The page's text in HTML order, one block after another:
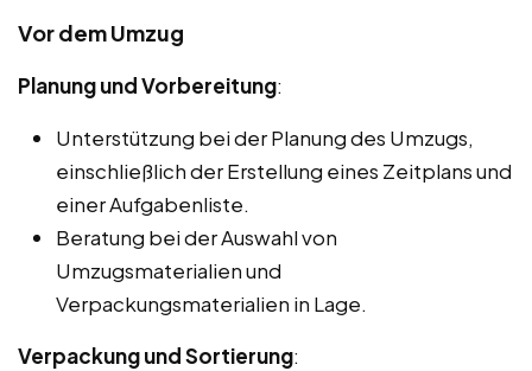
Vor dem Umzug
Planung und Vorbereitung:
Unterstützung bei der Planung des Umzugs,
einschließlich der Erstellung eines Zeitplans und
einer Aufgabenliste.
Beratung bei der Auswahl von
Umzugsmaterialien und
Verpackungsmaterialien in Lage.
Verpackung und Sortierung: